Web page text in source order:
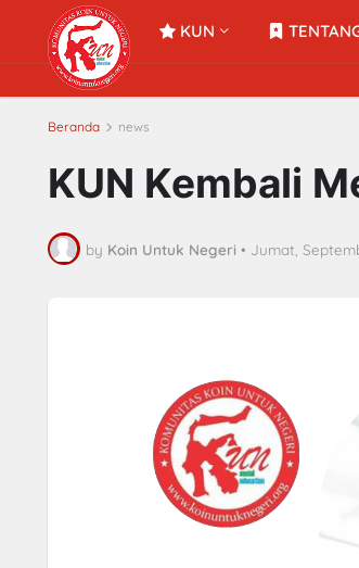
KUN
Beranda news
KUN Kembali
by Koin Untuk Negeri • Jumat,